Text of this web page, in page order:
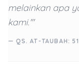
melainkan apa
kami.'"
— QS. AT-TAUBAH: 51